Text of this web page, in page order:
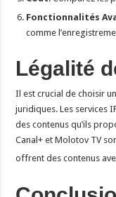
Fonctionnalités
comme
Légalité
Il est crucial de choisir
juridiques. Les services
des contenus qu’ils
Canal+ et Molotov TV
offrent des contenus